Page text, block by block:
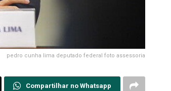
pedro cunha lima deputado federal foto assessoria
Compartilhar no Whatsapp